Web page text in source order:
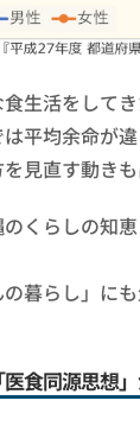
生活をして
平均余命が
見直す動きも
くらしの知
暮らし」に
食同源思想